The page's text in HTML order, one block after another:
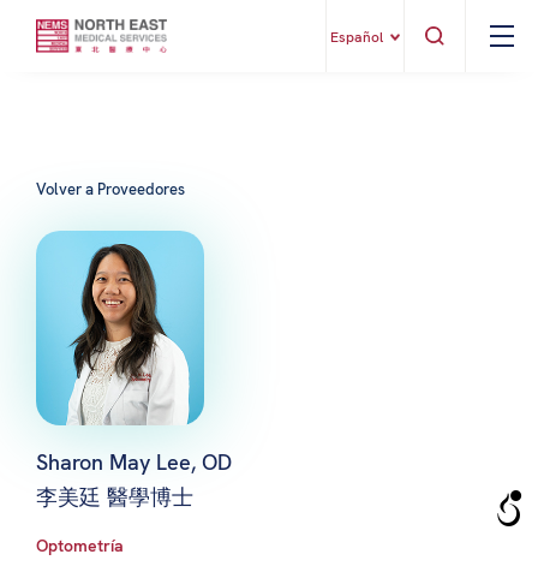
Español
Volver a Proveedores
Sharon May Lee, OD
李美廷 醫學博士
Optometría